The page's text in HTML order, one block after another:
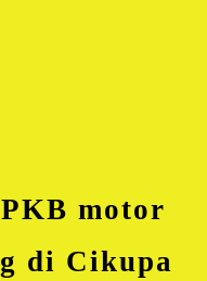
motor
di Cikupa